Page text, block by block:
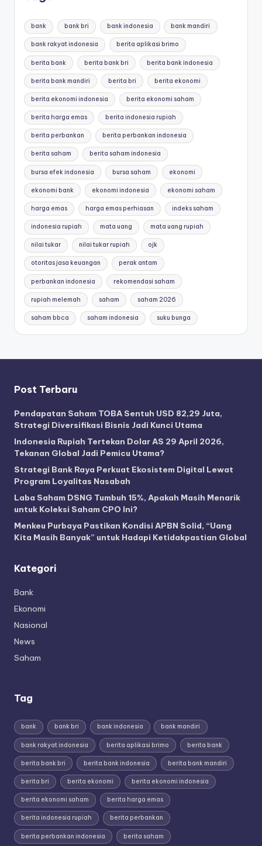
bank bank bri bank indonesia bank mandiri
bank rakyat indonesia berita aplikasi brimo
berita bank berita bank bri berita bank indonesia
berita bank mandiri berita bri berita ekonomi
berita ekonomi indonesia berita ekonomi saham
berita harga emas berita indonesia rupiah
berita perbankan berita perbankan indonesia
berita saham berita saham indonesia
bursa efek indonesia bursa saham ekonomi
ekonomi bank ekonomi indonesia ekonomi saham
harga emas harga emas perhiasan indeks saham
indonesia rupiah mata uang mata uang rupiah
nilai tukar nilai tukar rupiah ojk
otoritas jasa keuangan perak antam
perbankan indonesia rekomendasi saham
rupiah melemah saham saham 2026
saham bbca saham indonesia suku bunga
Post Terbaru
Pendapatan Saham TOBA Sentuh USD 82,29 Juta,
Strategi Diversifikasi Bisnis Jadi Kunci Utama
Indonesia Rupiah Tertekan Dolar AS 29 April 2026,
Tekanan Global Jadi Pemicu Utama?
Strategi Bank Raya Perkuat Ekosistem Digital Lewat
Program Loyalitas Nasabah
Laba Saham DSNG Tumbuh 15%, Apakah Masih Menarik
untuk Koleksi Saham CPO Ini?
Menkeu Purbaya Pastikan Kondisi APBN Solid, “Uang
Kita Masih Banyak” untuk Hadapi Ketidakpastian Global
Kategori
Bank
Ekonomi
Nasional
News
Saham
Tag
bank bank bri bank indonesia bank mandiri
bank rakyat indonesia berita aplikasi brimo berita bank
berita bank bri berita bank indonesia berita bank mandiri
berita bri berita ekonomi berita ekonomi indonesia
berita ekonomi saham berita harga emas
berita indonesia rupiah berita perbankan
berita perbankan indonesia berita saham